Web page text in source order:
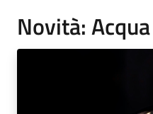
Novità: Acqua